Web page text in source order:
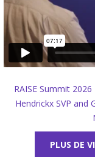
RAISE Summit
Hendrickx SVP and
PLUS DE